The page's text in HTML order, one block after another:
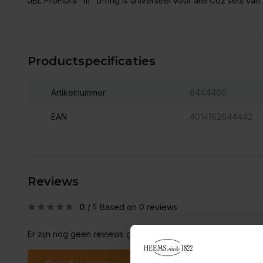
Productspecificaties
Artikelnummer 6444400
EAN 4014162644442
Reviews
0 / 5 Based on 0 reviews
Er zijn nog geen reviews geschreven over dit product..